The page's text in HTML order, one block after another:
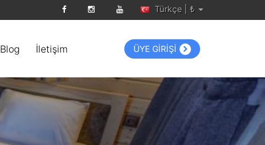
Türkçe | ₺
Blog İletişim ÜYE GİRİŞİ